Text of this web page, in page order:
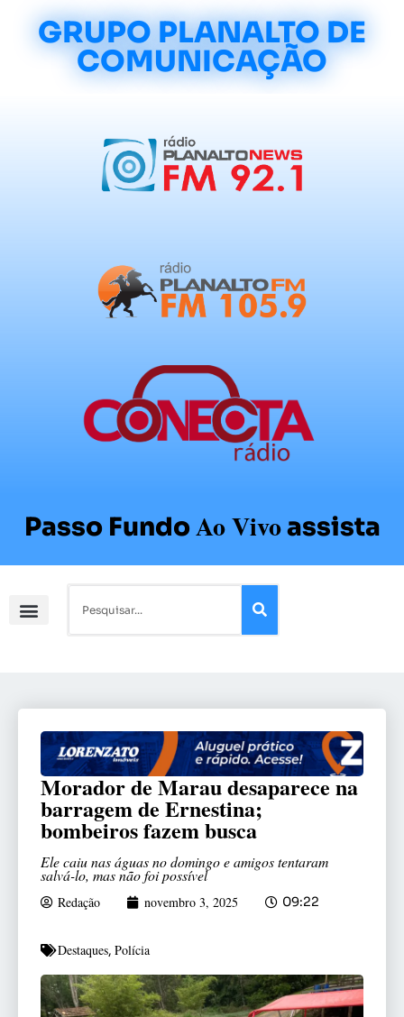
GRUPO PLANALTO DE
COMUNICAÇÃO
Passo FundoAo Vivoassista
Morador de Marau desaparece na
barragem de Ernestina;
bombeiros fazem busca
Ele caiu nas águas no domingo e amigos tentaram
salvá-lo, mas não foi possível
Redação novembro 3, 2025 09:22
Destaques, Polícia